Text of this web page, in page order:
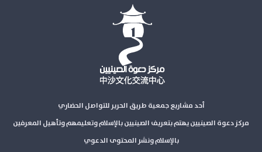
أحد مشاريع جمعية طريق الحرير للتواصل الحضاري
مركز دعوة الصينيين يهتم بتعريف الصينيين بالإسلام وتعليمهم وتأهيل المعرفين
بالإسلام ونشر المحتوى الدعوي